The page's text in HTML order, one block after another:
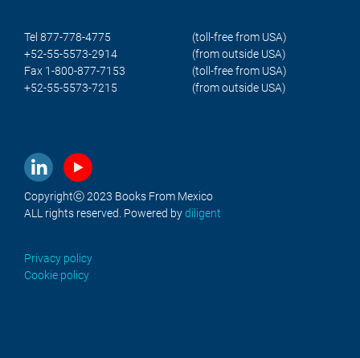
Tel 877-778-4775
(toll-free from USA)
+52-55-5573-2914
(from outside USA)
Fax 1-800-877-7153
(toll-free from USA)
+52-55-5573-7215
(from outside USA)
Copyrightⓒ 2023 Books From Mexico
ALL rights reserved. Powered bydiligent
Privacy policy
Cookie policy